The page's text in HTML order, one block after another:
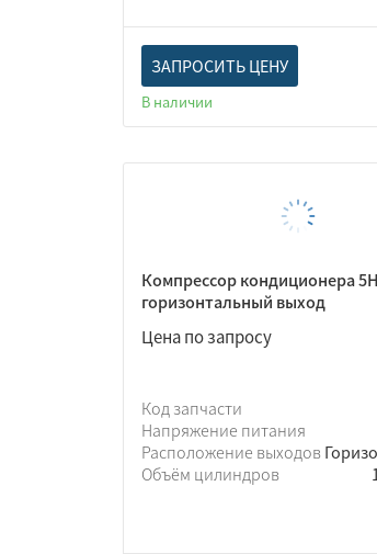
ЗАПРОСИТЬ ЦЕНУ
В наличии
Компрессор кондиционера
горизонтальный выход
Цена по запросу
Код запчасти
Напряжение питания
Расположение выходов
Объём цилиндров